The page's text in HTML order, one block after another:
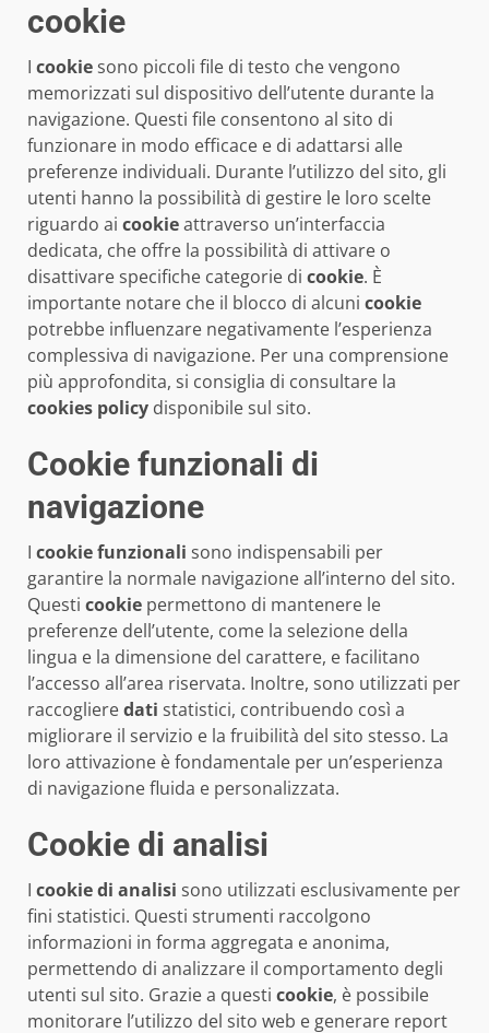
cookie
I cookiesono piccoli file di testo che vengono
memorizzati sul dispositivo dell’utente durante la
navigazione. Questi file consentono al sito di
funzionare in modo efficace e di adattarsi alle
preferenze individuali. Durante l’utilizzo del sito, gli
utenti hanno la possibilità di gestire le loro scelte
riguardo ai cookieattraverso un’interfaccia
dedicata, che offre la possibilità di attivare o
disattivare specifiche categorie di cookie. È
importante notare che il blocco di alcuni cookie
potrebbe influenzare negativamente l’esperienza
complessiva di navigazione. Per una comprensione
più approfondita, si consiglia di consultare la
cookies policy disponibile sul sito.
Cookie funzionali di
navigazione
I cookie funzionali sono indispensabili per
garantire la normale navigazione all’interno del sito.
Questi cookie permettono di mantenere le
preferenze dell’utente, come la selezione della
lingua e la dimensione del carattere, e facilitano
l’accesso all’area riservata. Inoltre, sono utilizzati per
raccoglieredati statistici, contribuendo così a
migliorare il servizio e la fruibilità del sito stesso. La
loro attivazione è fondamentale per un’esperienza
di navigazione fluida e personalizzata.
Cookie di analisi
I cookie di analisi sono utilizzati esclusivamente per
fini statistici. Questi strumenti raccolgono
informazioni in forma aggregata e anonima,
permettendo di analizzare il comportamento degli
utenti sul sito. Grazie a questi cookie, è possibile
monitorare l’utilizzo del sito web e generare report